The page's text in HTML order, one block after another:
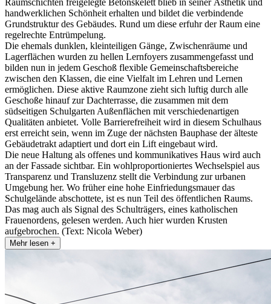
Raumschichten freigelegte Betonskelett blieb in seiner Ästhetik und
handwerklichen Schönheit erhalten und bildet die verbindende
Grundstruktur des Gebäudes. Rund um diese erfuhr der Raum eine
regelrechte Entrümpelung.
Die ehemals dunklen, kleinteiligen Gänge, Zwischenräume und
Lagerflächen wurden zu hellen Lernfoyers zusammengefasst und
bilden nun in jedem Geschoß flexible Gemeinschaftsbereiche
zwischen den Klassen, die eine Vielfalt im Lehren und Lernen
ermöglichen. Diese aktive Raumzone zieht sich luftig durch alle
Geschoße hinauf zur Dachterrasse, die zusammen mit dem
südseitigen Schulgarten Außenflächen mit verschiedenartigen
Qualitäten anbietet. Volle Barrierefreiheit wird in diesem Schulhaus
erst erreicht sein, wenn im Zuge der nächsten Bauphase der älteste
Gebäudetrakt adaptiert und dort ein Lift eingebaut wird.
Die neue Haltung als offenes und kommunikatives Haus wird auch
an der Fassade sichtbar. Ein wohlproportioniertes Wechselspiel aus
Transparenz und Transluzenz stellt die Verbindung zur urbanen
Umgebung her. Wo früher eine hohe Einfriedungsmauer das
Schulgelände abschottete, ist es nun Teil des öffentlichen Raums.
Das mag auch als Signal des Schulträgers, eines katholischen
Frauenordens, gelesen werden. Auch hier wurden Krusten
aufgebrochen. (Text: Nicola Weber)
Mehr lesen +